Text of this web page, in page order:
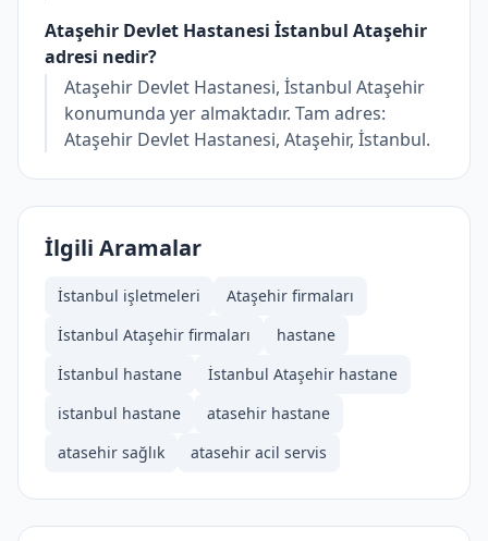
Ataşehir Devlet Hastanesi İstanbul Ataşehir
adresi nedir?
Ataşehir Devlet Hastanesi, İstanbul Ataşehir
konumunda yer almaktadır. Tam adres:
Ataşehir Devlet Hastanesi, Ataşehir, İstanbul.
İlgili Aramalar
İstanbul işletmeleri
Ataşehir firmaları
İstanbul Ataşehir firmaları
hastane
İstanbul hastane
İstanbul Ataşehir hastane
istanbul hastane
atasehir hastane
atasehir sağlık
atasehir acil servis